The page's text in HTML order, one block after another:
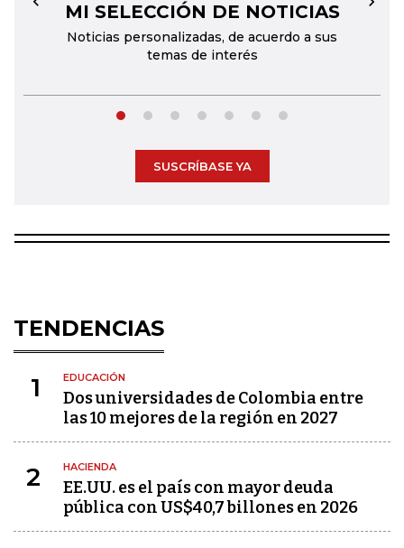
MI SELECCIÓN DE NOTICIAS
Noticias personalizadas, de acuerdo a sus
temas de interés
← →
SUSCRÍBASE YA
TENDENCIAS
1 EDUCACIÓN
Dos universidades de Colombia entre
las 10 mejores de la región en 2027
2 HACIENDA
EE.UU. es el país con mayor deuda
pública con US$40,7 billones en 2026